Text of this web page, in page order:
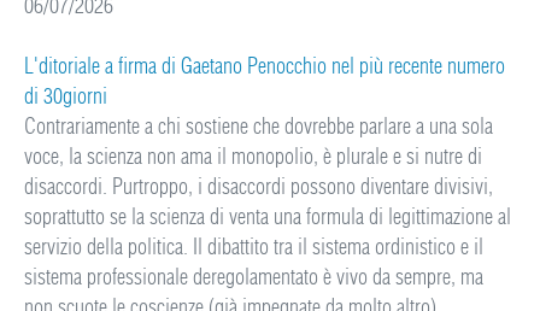
06/07/2026
L'ditoriale a firma di Gaetano Penocchio nel più recente numero
di 30giorni
Contrariamente a chi sostiene che dovrebbe parlare a una sola
voce, la scienza non ama il monopolio, è plurale e si nutre di
disaccordi. Purtroppo, i disaccordi possono diventare divisivi,
soprattutto se la scienza di venta una formula di legittimazione al
servizio della politica. Il dibattito tra il sistema ordinistico e il
sistema professionale deregolamentato è vivo da sempre, ma